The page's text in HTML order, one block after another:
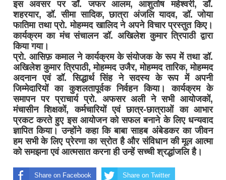
इस अवसर पर डॉ. जफर आलम, आशुतोष महेश्वरी, डॉ.
शहरयार, डॉ. सीमा सादिक, छात्रा अंजलि यादव, डॉ. जोया
फातिमा तथा प्रो. मोहम्मद खालिद ने अपने विचार प्रस्तुत किए।
कार्यक्रम का मंच संचालन डॉ. अखिलेश कुमार त्रिपाठी द्वारा
किया गया।
प्रो. आसिफ़ कमाल ने कार्यक्रम के संयोजक के रूप में तथा डॉ.
अखिलेश कुमार त्रिपाठी, मोहम्मद उजैर, मोहम्मद तारिक, मोहम्मद
अदनान एवं डॉ. सिद्धार्थ सिंह ने सदस्य के रूप में अपनी
जिम्मेदारियों का कुशलतापूर्वक निर्वहन किया। कार्यक्रम के
समापन पर प्राचार्य प्रो. अफसर अली ने सभी आयोजकों,
मंचासीन शिक्षकों, कर्मचारियों एवं छात्र-छात्राओं का आभार
प्रकट करते हुए इस आयोजन को सफल बनाने के लिए धन्यवाद
ज्ञापित किया। उन्होंने कहा कि बाबा साहब अंबेडकर का जीवन
हम सभी के लिए प्रेरणा का स्रोत है और संविधान की मूल आत्मा
को समझना एवं आत्मसात करना ही उन्हें सच्ची श्रद्धांजलि है।
Share on Facebook Share on Twitter